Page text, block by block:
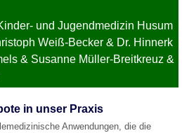
und Jugendmedizin Husum
Weiß-Becker & Dr. Hinnerk
& Susanne Müller-Breitkreuz &
in unser Praxis
Anwendungen, die die